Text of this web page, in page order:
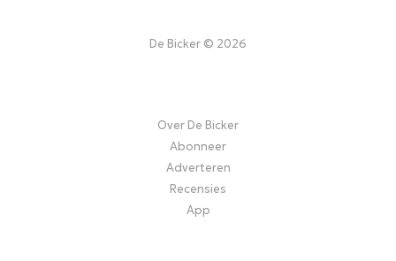
De Bicker © 2026
Over De Bicker
Abonneer
Adverteren
Recensies
App